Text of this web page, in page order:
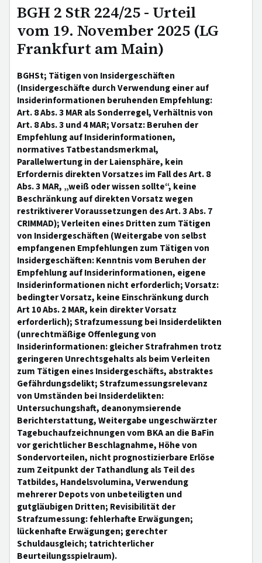
BGH 2 StR 224/25 - Urteil
vom 19. November 2025 (LG
Frankfurt am Main)
BGHSt; Tätigen von Insidergeschäften
(Insidergeschäfte durch Verwendung einer auf
Insiderinformationen beruhenden Empfehlung:
Art. 8 Abs. 3 MAR als Sonderregel, Verhältnis von
Art. 8 Abs. 3 und 4 MAR; Vorsatz: Beruhen der
Empfehlung auf Insiderinformationen,
normatives Tatbestandsmerkmal,
Parallelwertung in der Laiensphäre, kein
Erfordernis direkten Vorsatzes im Fall des Art. 8
Abs. 3 MAR, „weiß oder wissen sollte“, keine
Beschränkung auf direkten Vorsatz wegen
restriktiverer Voraussetzungen des Art. 3 Abs. 7
CRIMMAD); Verleiten eines Dritten zum Tätigen
von Insidergeschäften (Weitergabe von selbst
empfangenen Empfehlungen zum Tätigen von
Insidergeschäften: Kenntnis vom Beruhen der
Empfehlung auf Insiderinformationen, eigene
Insiderinformationen nicht erforderlich; Vorsatz:
bedingter Vorsatz, keine Einschränkung durch
Art 10 Abs. 2 MAR, kein direkter Vorsatz
erforderlich); Strafzumessung bei Insiderdelikten
(unrechtmäßige Offenlegung von
Insiderinformationen: gleicher Strafrahmen trotz
geringeren Unrechtsgehalts als beim Verleiten
zum Tätigen eines Insidergeschäfts, abstraktes
Gefährdungsdelikt; Strafzumessungsrelevanz
von Umständen bei Insiderdelikten:
Untersuchungshaft, deanonymsierende
Berichterstattung, Weitergabe ungeschwärzter
Tagebuchaufzeichnungen vom BKA an die BaFin
vor gerichtlicher Beschlagnahme, Höhe von
Sondervorteilen, nicht prognostizierbare Erlöse
zum Zeitpunkt der Tathandlung als Teil des
Tatbildes, Handelsvolumina, Verwendung
mehrerer Depots von unbeteiligten und
gutgläubigen Dritten; Revisibilität der
Strafzumessung: fehlerhafte Erwägungen;
lückenhafte Erwägungen; gerechter
Schuldausgleich; tatrichterlicher
Beurteilungsspielraum).